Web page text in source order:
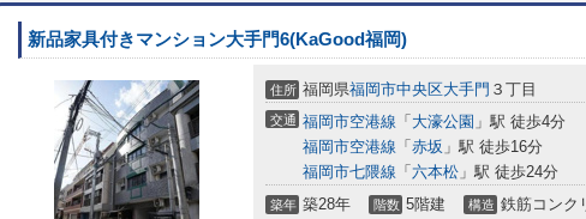
新品家具付きマンション大手門6(KaGood福岡)
住所 福岡県福岡市中央区大手門 ３丁目
交通 福岡市空港線 「 大濠公園 」駅 徒歩4分
福岡市空港線 「 赤坂 」駅 徒歩16分
福岡市七隈線 「 六本松 」駅 徒歩24分
築年 築28年 階数 5階建 構造 鉄筋コンク